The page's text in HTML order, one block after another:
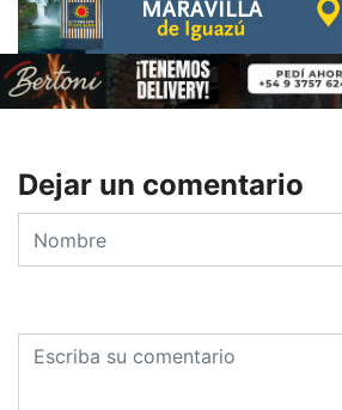
Dejar un comentario